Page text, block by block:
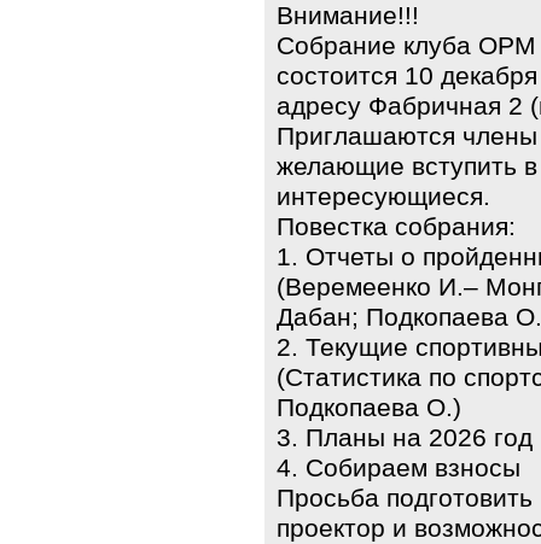
Внимание!!!
Собрание клуба ОРМ
состоится 10
адресу Фабричная 2
Приглашаются члены
желающие вступить в
интересующиеся.
Повестка собрания:
1. Отчеты о
(Веремеенко И.‒
Дабан; Подкопаева
2. Текущие
(Статистика по
Подкопаева О.)
3. Планы на 2026 год
4. Собираем взносы
Просьба
проектор и